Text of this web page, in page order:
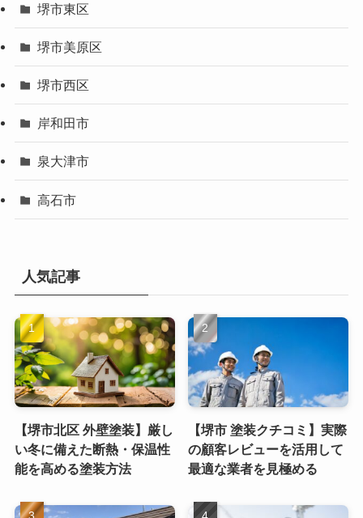
堺市東区
堺市美原区
堺市西区
岸和田市
泉大津市
高石市
人気記事
【堺市北区 外壁塗装】厳し
い冬に備えた断熱・保温性
能を高める塗装方法
【堺市 塗装クチコミ】実際
の顧客レビューを活用して
最適な業者を見極める